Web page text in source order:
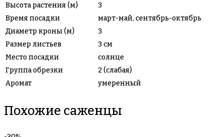
Высота растения (м)
3
Время посадки
март-май, сентябрь-октябрь
Диаметр кроны (м)
3
Размер листьев
3 см
Место посадки
солнце
Группа обрезки
2 (слабая)
Аромат
умеренный
Похожие саженцы